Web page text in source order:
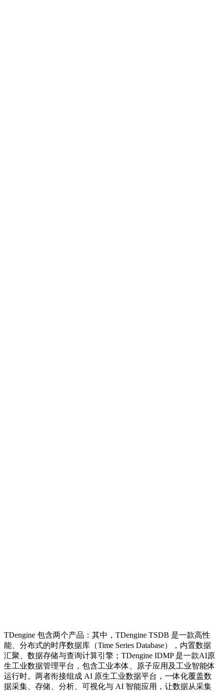
TDengine 包含两个产品：其中，TDengine TSDB 是一款高性
能、分布式的时序数据库（Time Series Database），内置数据
汇聚、数据存储与查询计算引擎；TDengine IDMP 是一款AI原
生工业数据管理平台，包含工业本体、原子应用及工业智能体
运行时。两者衔接组成 AI 原生工业数据平台，一体化覆盖数
据采集、存储、分析、可视化与 AI 智能应用，让数据从采集